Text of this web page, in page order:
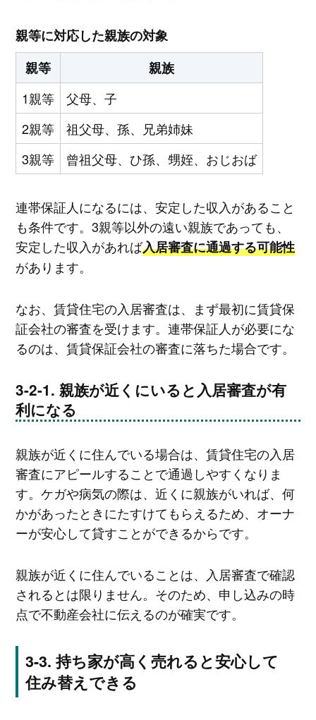
親等に対応した親族の対象
親等
親族
1親等
父母、子
2親等
祖父母、孫、兄弟姉妹
3親等
曾祖父母、ひ孫、甥姪、おじおば
連帯保証人になるには、安定した収入があること
も条件です。3親等以外の遠い親族であっても、
安定した収入があれば入居審査に通過する可能性
があります。
なお、賃貸住宅の入居審査は、まず最初に賃貸保
証会社の審査を受けます。連帯保証人が必要にな
るのは、賃貸保証会社の審査に落ちた場合です。
親族が近くにいると入居審査が有
利になる
親族が近くに住んでいる場合は、賃貸住宅の入居
審査にアピールすることで通過しやすくなりま
す。ケガや病気の際は、近くに親族がいれば、何
かがあったときにたすけてもらえるため、オーナ
ーが安心して貸すことができるからです。
親族が近くに住んでいることは、入居審査で確認
されるとは限りません。そのため、申し込みの時
点で不動産会社に伝えるのが確実です。
持ち家が高く売れると安心して
住み替えできる